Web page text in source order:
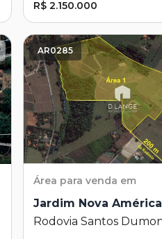
R$ 2.150.000
AR0285
Área para venda em
Jardim Nova América
Rodovia Santos